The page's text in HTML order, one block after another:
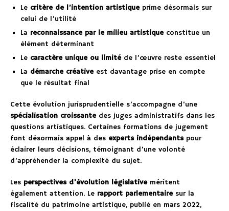
Le critère de l’intention artistiqueprime désormais sur
celui de l’utilité
La reconnaissance par le milieu artistiqueconstitue un
élément déterminant
Le caractère unique ou limitéde l’œuvre reste essentiel
La démarche créativeest davantage prise en compte
que le résultat final
Cette évolution jurisprudentielle s’accompagne d’une
spécialisation croissantedes juges administratifs dans les
questions artistiques. Certaines formations de jugement
font désormais appel à des experts indépendantspour
éclairer leurs décisions, témoignant d’une volonté
d’appréhender la complexité du sujet.
Les perspectives d’évolution législativeméritent
également attention. Le rapport parlementairesur la
fiscalité du patrimoine artistique, publié en mars 2022,